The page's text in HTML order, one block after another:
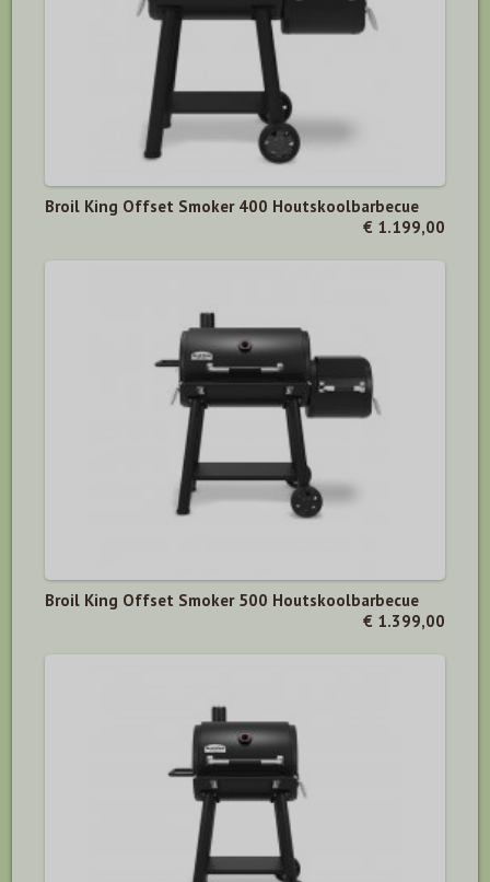
Broil King Offset Smoker 400 Houtskoolbarbecue
€ 1.199,00
Broil King Offset Smoker 500 Houtskoolbarbecue
€ 1.399,00